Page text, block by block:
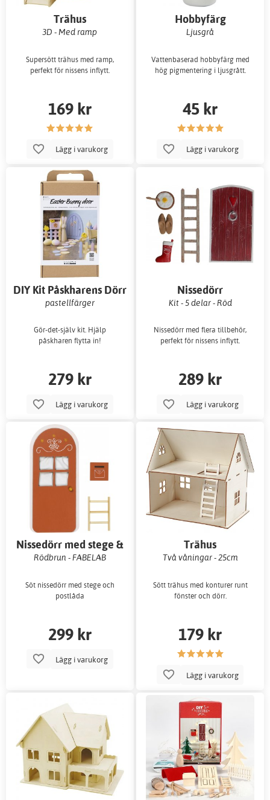
Trähus
3D - Med ramp
Supersött trähus med ramp,
perfekt för nissens inflytt.
169 kr
Lägg i varukorg
Hobbyfärg
Ljusgrå
Vattenbaserad hobbyfärg med
hög pigmentering i ljusgrått.
45 kr
Lägg i varukorg
DIY Kit Påskharens Dörr
pastellfärger
Gör-det-själv kit. Hjälp
påskharen flytta in!
279 kr
Lägg i varukorg
Nissedörr
Kit - 5 delar - Röd
Nissedörr med flera tillbehör,
perfekt för nissens inflytt.
289 kr
Lägg i varukorg
Nissedörr med stege &
postlåda
Rödbrun - FABELAB
Söt nissedörr med stege och
postlåda
299 kr
Lägg i varukorg
Trähus
Två våningar - 25cm
Sött trähus med konturer runt
fönster och dörr.
179 kr
Lägg i varukorg